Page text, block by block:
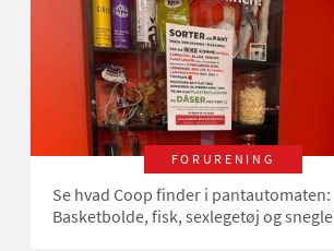
FORURENING
Se hvad Coop finder i pantautomaten:
Basketbolde, fisk, sexlegetøj og